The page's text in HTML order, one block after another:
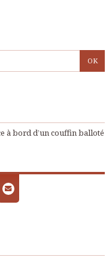
à bord d’un couffin balloté